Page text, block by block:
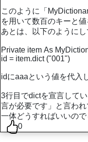
このように「
を用いて数百のキーと
あとは、以下のようにし
Private item As
id = item.dict ("001")
idにaaaという値を代入
3行目でdictを宣言して
言が必要です」と言われ
一体どうすればいいので
0